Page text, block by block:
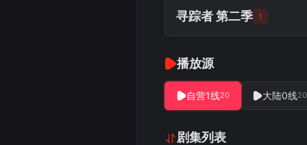
寻踪者 第二季 1
播放源
自营1线20 大陆0线20
剧集列表